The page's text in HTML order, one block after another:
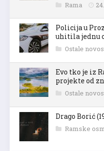
Rama
Policija u
uhitila jednu
Ostale
Evo tko je iz
projekte od
Ostale
Drago Borić
Ramske